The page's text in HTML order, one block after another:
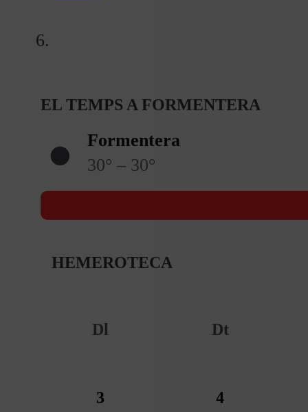
EL TEMPS A FORMENTERA
Formentera
30° – 30°
HEMEROTECA
Dl Dt
3
4